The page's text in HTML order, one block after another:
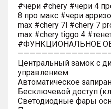
#чери #chery #чери 4
8 про макс #чери
max #chery 7l #chery 7
max #chery tiggo 4
#ФУНКЦИОНАЛЬНОЕ
Центральный замок с
управлением
Автоматическое
Бесключевой доступ
Светодиодные фары